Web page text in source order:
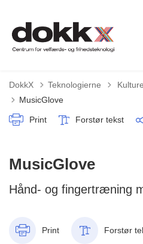
DokkX Teknologierne Tilbage
MusicGlove
Print Forstør tekst
MusicGlove
Hånd- og fingertræning
Print Forstør